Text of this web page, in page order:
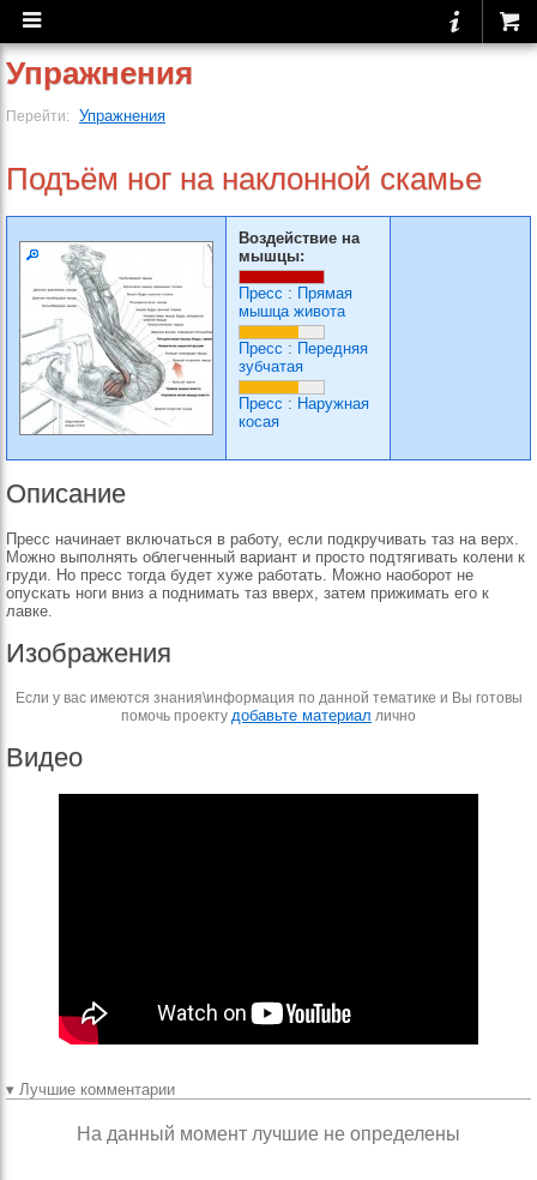
Упражнения
Перейти: Упражнения
Подъём ног на наклонной скамье
Воздействие на
мышцы:
Пресс : Прямая
мышца живота
Пресс : Передняя
зубчатая
Пресс : Наружная
косая
Описание
Пресс начинает включаться в работу, если подкручивать таз на верх.
Можно выполнять облегченный вариант и просто подтягивать колени к
груди. Но пресс тогда будет хуже работать. Можно наоборот не
опускать ноги вниз а поднимать таз вверх, затем прижимать его к
лавке.
Изображения
Если у вас имеются знания\информация по данной тематике и Вы готовы
помочь проекту добавьте материал лично
Видео
▾ Лучшие комментарии
На данный момент лучшие не определены